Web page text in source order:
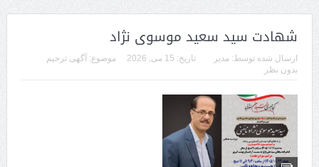
شهادت سید سعید موسوی نژاد
ارسال شده توسط: مدیر تاریخ: 15 می, 2026 موضوع: آگهی ترحیم
بدون نظر